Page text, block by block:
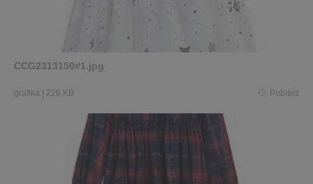
CCG2313150#1.jpg
grafika 228 KB Pobierz